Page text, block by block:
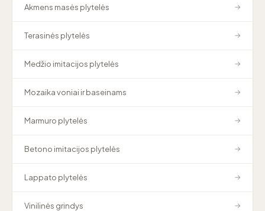
Akmens masės plytelės →
Terasinės plytelės →
Medžio imitacijos plytelės →
Mozaika voniai ir baseinams →
Marmuro plytelės →
Betono imitacijos plytelės →
Lappato plytelės →
Vinilinės grindys →